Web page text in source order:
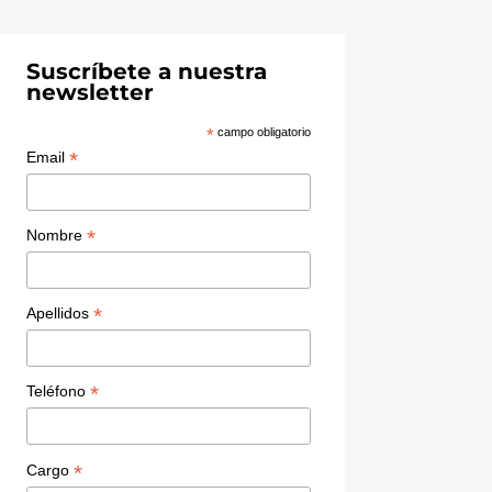
Suscríbete a nuestra
newsletter
*campo obligatorio
Email*
Nombre*
Apellidos*
Teléfono*
Cargo*